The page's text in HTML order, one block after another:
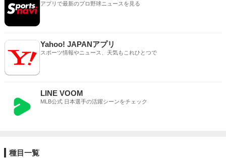
アプリで最新のプロ野球ニュースを見る
Yahoo! JAPANアプリ
スポーツ情報やニュース、天気もこれひとつで
LINE VOOM
MLB公式 日本選手の活躍シーンをチェック
種目一覧